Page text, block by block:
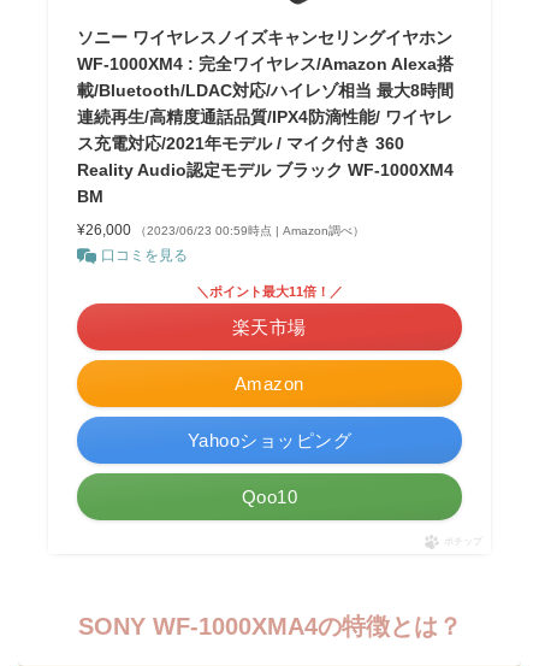
ソニー ワイヤレスノイズキャンセリングイヤホン
WF-1000XM4 : 完全ワイヤレス/Amazon Alexa搭
載/Bluetooth/LDAC対応/ハイレゾ相当 最大8時間
連続再生/高精度通話品質/IPX4防滴性能/ ワイヤレ
ス充電対応/2021年モデル / マイク付き 360
Reality Audio認定モデル ブラック WF-1000XM4
BM
¥26,000 （2023/06/23 00:59時点 | Amazon調べ）
口コミを見る
Amazon
＼ポイント最大11倍！／
楽天市場
Yahooショッピング
Qoo10
ポチップ
SONY WF-1000XMA4の特徴とは？